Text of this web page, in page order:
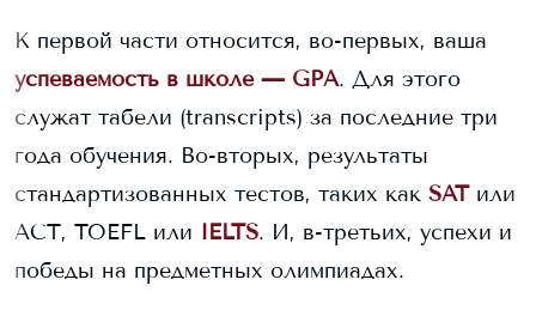
К первой части относится, во-первых, ваша
успеваемость в школе — GPA. Для этого
служат табели (transcripts) за последние три
года обучения. Во-вторых, результаты
стандартизованных тестов, таких как SAT или
ACT, TOEFL или IELTS. И, в-третьих, успехи и
победы на предметных олимпиадах.